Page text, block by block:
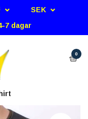
SEK
7 dagar
0